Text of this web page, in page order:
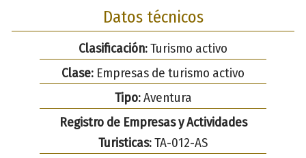
Datos técnicos
Clasificación:Turismo activo
Clase: Empresas de turismo activo
Tipo:Aventura
Registro de Empresas y Actividades
Turisticas:TA-012-AS